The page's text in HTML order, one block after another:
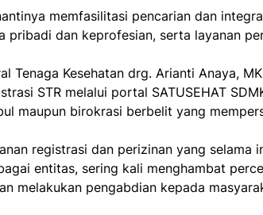
memfasilitasi pencarian dan
pribadi dan keprofesian, serta layanan
Tenaga Kesehatan drg. Arianti Anaya,
STR melalui portal SATUSEHAT
maupun birokrasi berbelit yang
registrasi dan perizinan yang selama
entitas, sering kali menghambat
melakukan pengabdian kepada